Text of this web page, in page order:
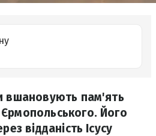
вшановують пам'ять
Його
відданість Ісусу